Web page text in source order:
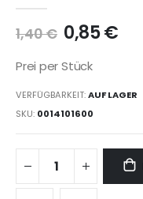
1,40 € 0,85 €
Prei per Stück
VERFÜGBARKEIT:AUF LAGER
SKU 0014101600